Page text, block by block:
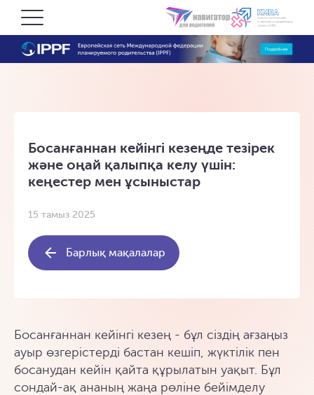
Босанғаннан кейінгі кезеңде тезірек
және оңай қалыпқа келу үшін:
кеңестер мен ұсыныстар
15 тамыз 2025
Барлық мақалалар
Босанғаннан кейінгі кезең - бұл сіздің ағзаңыз
ауыр өзгерістерді бастан кешіп, жүктілік пен
босанудан кейін қайта құрылатын уақыт. Бұл
сондай-ақ ананың жаңа рөліне бейімделу